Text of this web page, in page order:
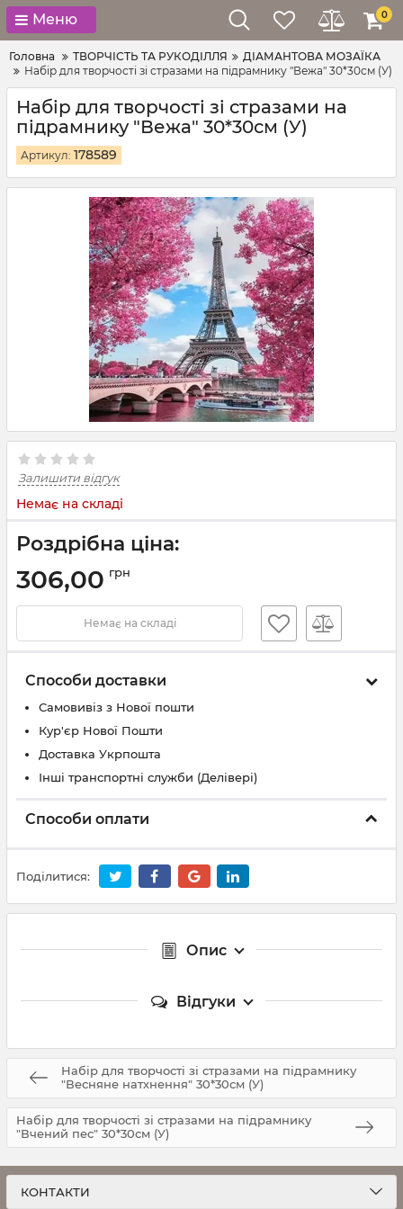
Меню 0
Головна ТВОРЧІСТЬ ТА РУКОДІЛЛЯ
ДІАМАНТОВА МОЗАЇКА
Набір для творчості зі стразами на підрамнику "Вежа" 30*30см (У)
Набір для творчості зі стразами на
підрамнику "Вежа" 30*30см (У)
Артикул: 178589
Залишити відгук
Немає на складі
Роздрібна ціна:
306,00 грн
Немає на складі
Способи доставки
Самовивіз з Нової пошти
Кур'єр Нової Пошти
Доставка Укрпошта
Інші транспортні служби (Делівері)
Способи оплати
Поділитися:
Опис
Відгуки
Набір для творчості зі стразами на підрамнику
"Весняне натхнення" 30*30см (У)
Набір для творчості зі стразами на підрамнику
"Вчений пес" 30*30см (У)
КОНТАКТИ